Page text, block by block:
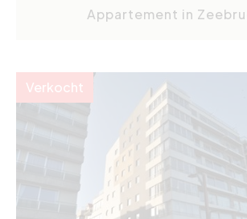
Appartement in
Verkocht